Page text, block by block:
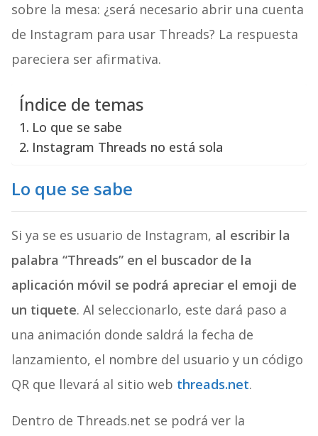
sobre la mesa: ¿será necesario abrir una cuenta
de Instagram para usar Threads? La respuesta
pareciera ser afirmativa.
Índice de temas
Lo que se sabe
Instagram Threads no está sola
Lo que se sabe
Si ya se es usuario de Instagram, al escribir la
palabra “Threads” en el buscador de la
aplicación móvil se podrá apreciar el emoji de
un tiquete. Al seleccionarlo, este dará paso a
una animación donde saldrá la fecha de
lanzamiento, el nombre del usuario y un código
QR que llevará al sitio web threads.net.
Dentro de Threads.net se podrá ver la